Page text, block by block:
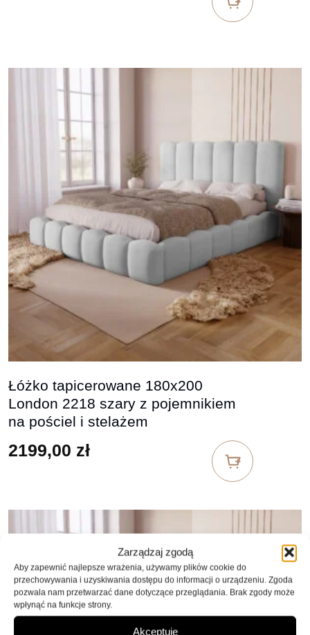
Zarządzaj zgodą
Aby zapewnić najlepsze wrażenia, używamy plików cookie do
przechowywania i uzyskiwania dostępu do informacji o urządzeniu. Zgoda
pozwala nam przetwarzać dane dotyczące przeglądania. Brak zgody może
wpłynąć na funkcje strony.
Akceptuję
Łóżko tapicerowane 180x200
London 2218 szary z pojemnikiem
na pościel i stelażem
2199,00 zł